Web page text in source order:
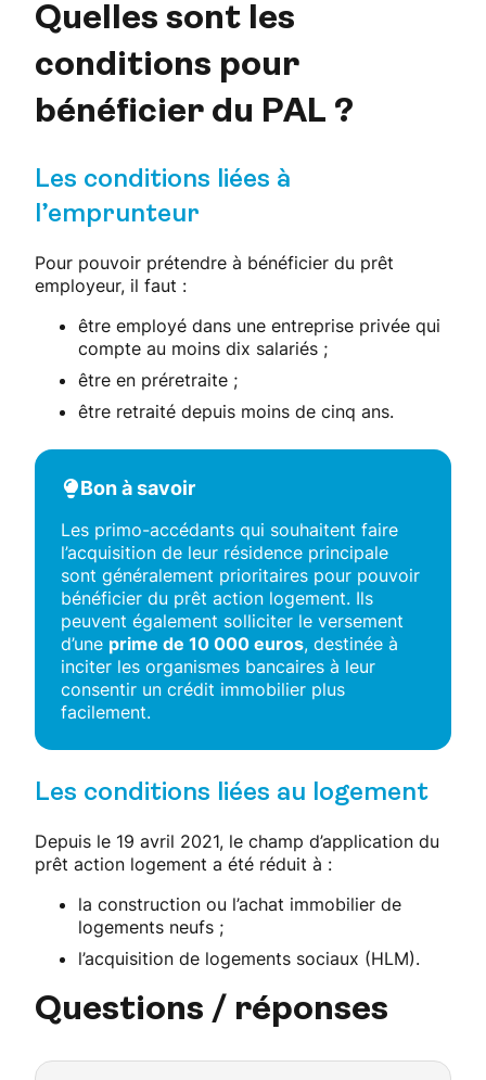
Quelles sont les
conditions pour
bénéficier du PAL ?
Les conditions liées à
l’emprunteur
Pour pouvoir prétendre à bénéficier du prêt
employeur, il faut :
être employé dans une entreprise privée qui
compte au moins dix salariés ;
être en préretraite ;
être retraité depuis moins de cinq ans.
Bon à savoir
Les primo-accédants qui souhaitent faire
l’acquisition de leur résidence principale
sont généralement prioritaires pour pouvoir
bénéficier du prêt action logement. Ils
peuvent également solliciter le versement
d’une prime de 10 000 euros, destinée à
inciter les organismes bancaires à leur
consentir un crédit immobilier plus
facilement.
Les conditions liées au logement
Depuis le 19 avril 2021, le champ d’application du
prêt action logement a été réduit à :
la construction ou l’achat immobilier de
logements neufs ;
l’acquisition de logements sociaux (HLM).
Questions / réponses